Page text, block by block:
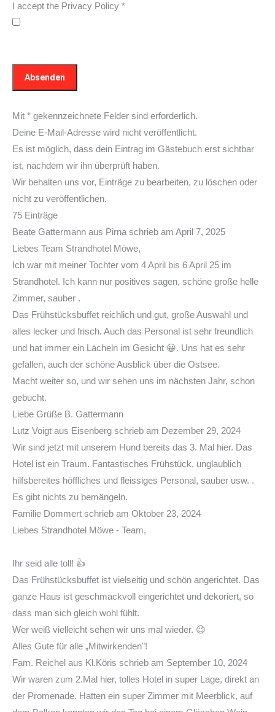
I accept the Privacy Policy *
Mit * gekennzeichnete Felder sind erforderlich.
Deine E-Mail-Adresse wird nicht veröffentlicht.
Es ist möglich, dass dein Eintrag im Gästebuch erst sichtbar
ist, nachdem wir ihn überprüft haben.
Wir behalten uns vor, Einträge zu bearbeiten, zu löschen oder
nicht zu veröffentlichen.
75 Einträge
Beate Gattermann aus Pirna schrieb am April 7, 2025
Liebes Team Strandhotel Möwe,
Ich war mit meiner Tochter vom 4 April bis 6 April 25 im
Strandhotel. Ich kann nur positives sagen, schöne große helle
Zimmer, sauber .
Das Frühstücksbuffet reichlich und gut, große Auswahl und
alles lecker und frisch. Auch das Personal ist sehr freundlich
und hat immer ein Lächeln im Gesicht 😀. Uns hat es sehr
gefallen, auch der schöne Ausblick über die Ostsee.
Macht weiter so, und wir sehen uns im nächsten Jahr, schon
gebucht.
Liebe Grüße B. Gattermann
Lutz Voigt aus Eisenberg schrieb am Dezember 29, 2024
Wir sind jetzt mit unserem Hund bereits das 3. Mal hier. Das
Hotel ist ein Traum. Fantastisches Frühstück, unglaublich
hilfsbereites höffliches und fleissiges Personal, sauber usw. .
Es gibt nichts zu bemängeln.
Familie Dommert schrieb am Oktober 23, 2024
Liebes Strandhotel Möwe - Team,
Ihr seid alle toll! 👍
Das Frühstücksbuffet ist vielseitig und schön angerichtet. Das
ganze Haus ist geschmackvoll eingerichtet und dekoriert, so
dass man sich gleich wohl fühlt.
Wer weiß vielleicht sehen wir uns mal wieder. 😉
Alles Gute für alle „Mitwirkenden"!
Fam. Reichel aus Kl.Köris schrieb am September 10, 2024
Wir waren zum 2.Mal hier, tolles Hotel in super Lage, direkt an
der Promenade. Hatten ein super Zimmer mit Meerblick, auf